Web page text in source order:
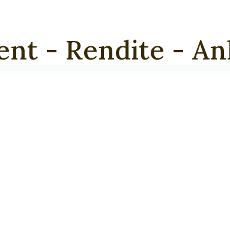
- Rendite -